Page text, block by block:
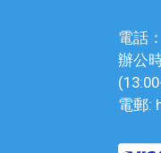
電話
辦公
電郵: